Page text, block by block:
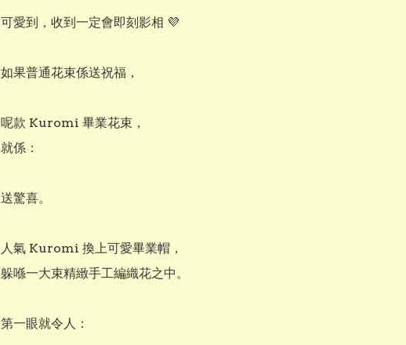
可愛到，收到一定會即刻影相 💜
如果普通花束係送祝福，
呢款 Kuromi 畢業花束，
就係：
送驚喜。
人氣 Kuromi 換上可愛畢業帽，
躲喺一大束精緻手工編織花之中。
第一眼就令人：